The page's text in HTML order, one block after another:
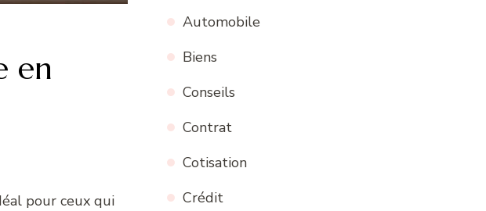
en
pour ceux qui
Automobile
Biens
Conseils
Contrat
Cotisation
Crédit